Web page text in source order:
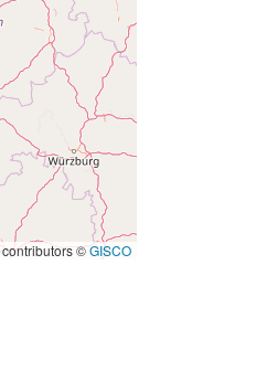
contributors ©GISCO